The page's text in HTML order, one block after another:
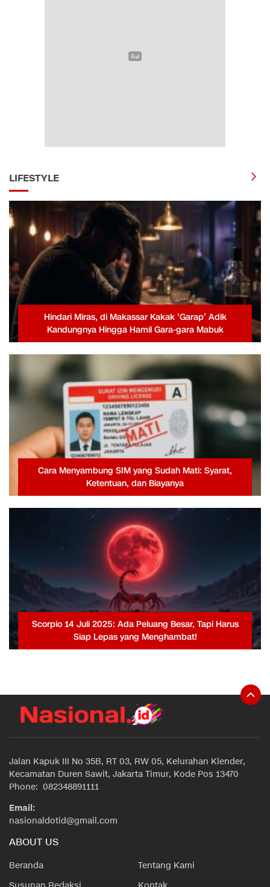
LIFESTYLE
Hindari Miras, di Makassar Kakak ‘Garap’ Adik
Kandungnya Hingga Hamil Gara-gara Mabuk
Cara Menyambung SIM yang Sudah Mati: Syarat,
Ketentuan, dan Biayanya
Scorpio 14 Juli 2025: Ada Peluang Besar, Tapi Harus
Siap Lepas yang Menghambat!
Jalan Kapuk III No 35B, RT 03, RW 05, Kelurahan Klender,
Kecamatan Duren Sawit, Jakarta Timur, Kode Pos 13470
Phone: 082348891111
Email:
nasionaldotid@gmail.com
ABOUT US
Beranda
Tentang Kami